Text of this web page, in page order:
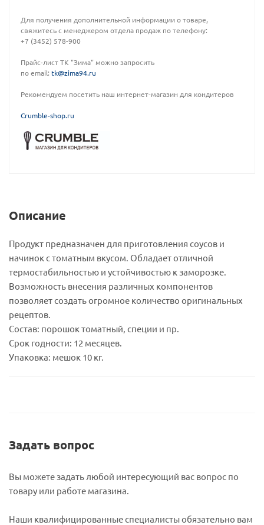
Для получения дополнительной информации о товаре,
свяжитесь с менеджером отдела продаж по телефону:
+7 (3452) 578-900
Прайс-лист ТК "Зима" можно запросить
по email: tk@zima94.ru
Рекомендуем посетить наш интернет-магазин для кондитеров
Crumble-shop.ru
Описание
Продукт предназначен для приготовления соусов и
начинок с томатным вкусом. Обладает отличной
термостабильностью и устойчивостью к заморозке.
Возможность внесения различных компонентов
позволяет создать огромное количество оригинальных
рецептов.
Состав: порошок томатный, специи и пр.
Срок годности: 12 месяцев.
Упаковка: мешок 10 кг.
Задать вопрос
Вы можете задать любой интересующий вас вопрос по
товару или работе магазина.
Наши квалифицированные специалисты обязательно вам